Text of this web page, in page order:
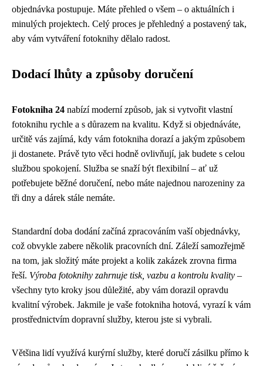
objednávka postupuje. Máte přehled o všem – o aktuálních i
minulých projektech. Celý proces je přehledný a postavený tak,
aby vám vytváření fotoknihy dělalo radost.
Dodací lhůty a způsoby doručení
Fotokniha 24 nabízí moderní způsob, jak si vytvořit vlastní
fotoknihu rychle a s důrazem na kvalitu. Když si objednáváte,
určitě vás zajímá, kdy vám fotokniha dorazí a jakým způsobem
ji dostanete. Právě tyto věci hodně ovlivňují, jak budete s celou
službou spokojení. Služba se snaží být flexibilní – ať už
potřebujete běžné doručení, nebo máte najednou narozeniny za
tři dny a dárek stále nemáte.
Standardní doba dodání začíná zpracováním vaší objednávky,
což obvykle zabere několik pracovních dní. Záleží samozřejmě
na tom, jak složitý máte projekt a kolik zakázek zrovna firma
řeší. Výroba fotoknihy zahrnuje tisk, vazbu a kontrolu kvality –
všechny tyto kroky jsou důležité, aby vám dorazil opravdu
kvalitní výrobek. Jakmile je vaše fotokniha hotová, vyrazí k vám
prostřednictvím dopravní služby, kterou jste si vybrali.
Většina lidí využívá kurýrní služby, které doručí zásilku přímo k